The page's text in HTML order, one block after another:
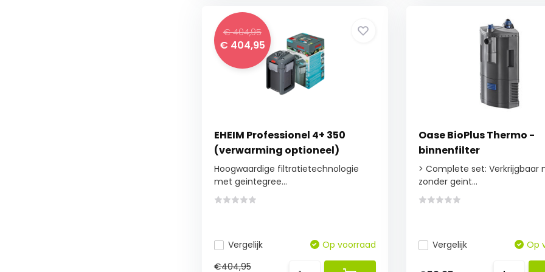
€ 404,95
€ 404,95
EHEIM Professionel 4+ 350
(verwarming optioneel)
Hoogwaardige filtratietechnologie
met geintegree...
Vergelijk
Op voorraad
€404,95
Oase BioPlus Thermo -
binnenfilter
> Complete set: Verkrijgbaar
zonder geint...
Vergelijk Op